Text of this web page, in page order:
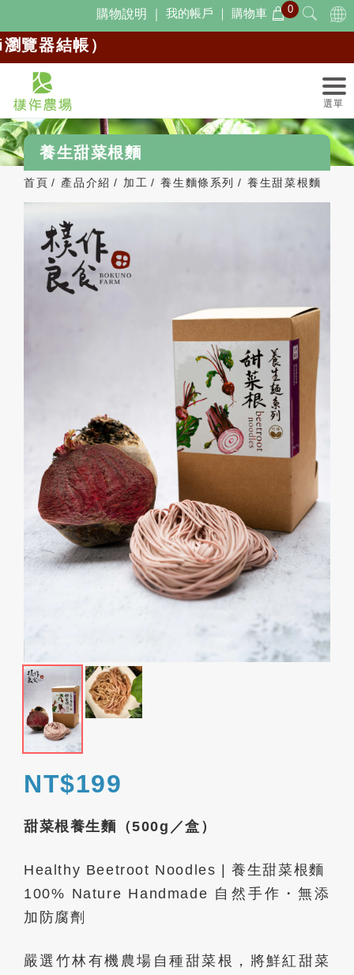
購物說明 ｜ 我的帳戶 ｜ 購物車 0
器結帳）
養生甜菜根麵
首頁 產品介紹 加工 養生麵條系列 養生甜菜根麵
NT$199
甜菜根養生麵（500g／盒）
Healthy Beetroot Noodles | 養生甜菜根麵
100% Nature Handmade 自然手作・無添
加防腐劑
嚴選竹林有機農場自種甜菜根，將鮮紅甜菜
Cookie管理面板